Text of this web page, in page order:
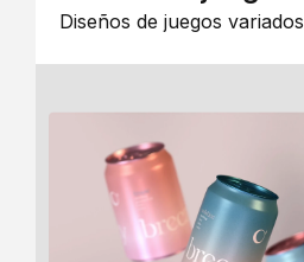
Diseños de juegos variados